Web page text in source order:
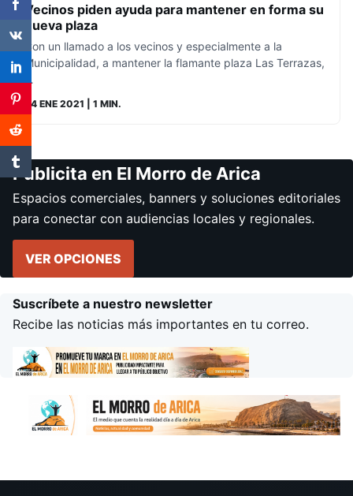
Vecinos piden ayuda para mantener en forma su
nueva plaza
Con un llamado a los vecinos y especialmente a la
Municipalidad, a mantener la flamante plaza Las Terrazas,
…
24 ENE 2021 | 1 MIN.
Publicita en El Morro de Arica
Espacios comerciales, banners y soluciones editoriales
para conectar con audiencias locales y regionales.
VER OPCIONES
Suscríbete a nuestro newsletter
Recibe las noticias más importantes en tu correo.